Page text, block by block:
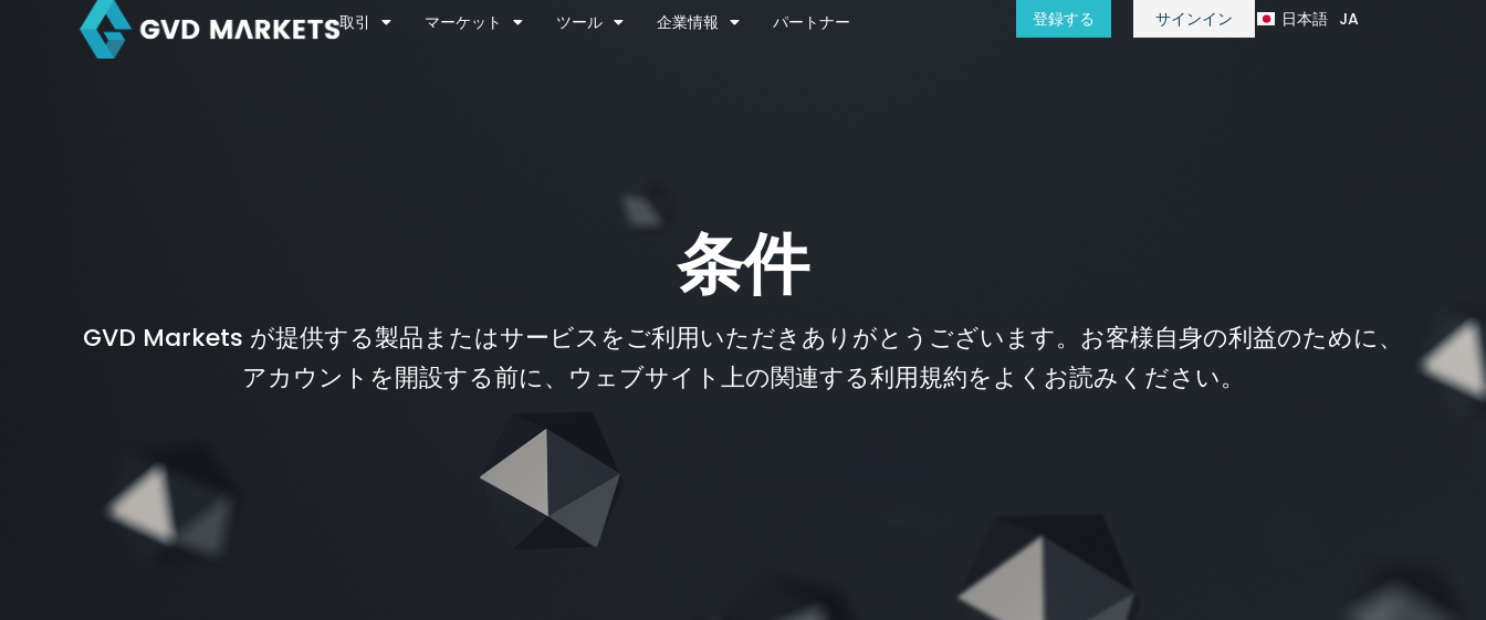
取引 マーケット ツール 企業情報 パートナー 登録する サインイン 日本語 JA
हिन्दी HI
条件
GVD Markets が提供する製品またはサービスをご利用いただきありがとうございます。お客様自身の利益のために、
アカウントを開設する前に、ウェブサイト上の関連する利用規約をよくお読みください。